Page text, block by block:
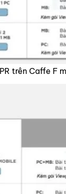
trên Caffe F